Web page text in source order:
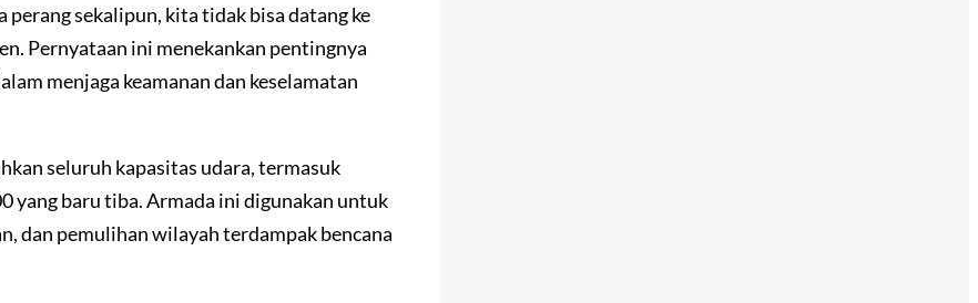
perang sekalipun, kita tidak bisa datang ke
Pernyataan ini menekankan pentingnya
menjaga keamanan dan keselamatan
seluruh kapasitas udara, termasuk
yang baru tiba. Armada ini digunakan untuk
dan pemulihan wilayah terdampak bencana